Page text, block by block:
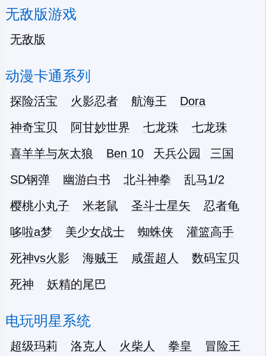
无敌版游戏
无敌版
动漫卡通系列
探险活宝 火影忍者 航海王
Dora
神奇宝贝
阿甘妙世界 七龙珠
七龙珠
喜羊羊与灰太狼
Ben 10 天兵公园
三国
SD钢弹
幽游白书 北斗神拳
乱马1/2
樱桃小丸子
米老鼠 圣斗士星矢
忍者龟
哆啦a梦
美少女战士 蜘蛛侠
灌篮高手
死神vs火影
海贼王 咸蛋超人
数码宝贝
死神
妖精的尾巴
电玩明星系统
超级玛莉 洛克人 火柴人 拳皇
冒险王